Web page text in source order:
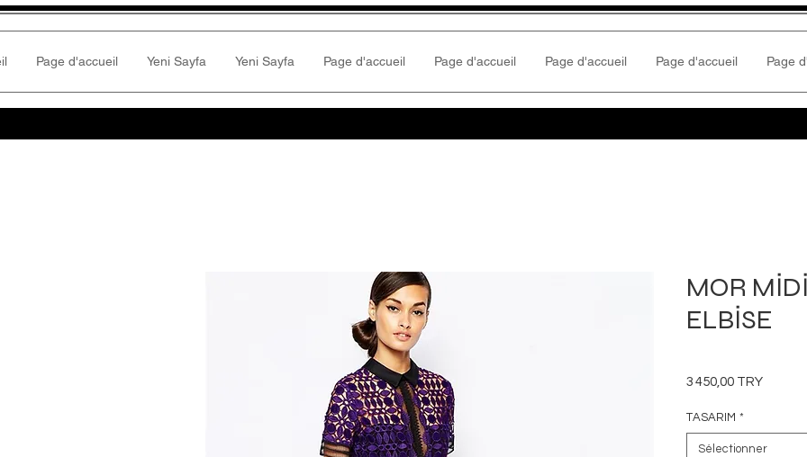
Page d'accueil Yeni Sayfa Yeni Sayfa Page d'accueil Page d'accueil Page d'accueil Page d'accueil Page
MOR
ELBİSE
3 450,00 TRYPrix
TASARIM *
Sélectionner